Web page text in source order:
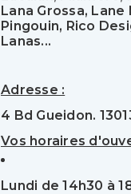
Lana Grossa,
Pingouin, Rico
Lanas...
Adresse :
4 Bd Gueidon.
Vos horaires
Lundi de 14h30 à